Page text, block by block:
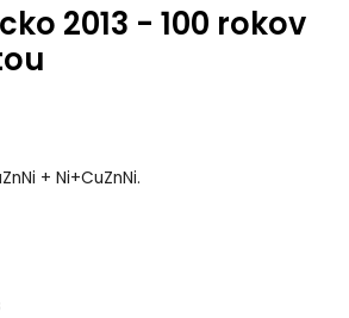
2013 - 100 rokov
+ Ni+CuZnNi.